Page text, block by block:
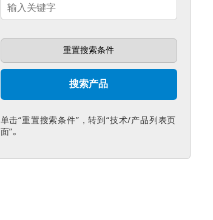
单击“重置搜索条件”，转到“技术/产品列表页
面”。